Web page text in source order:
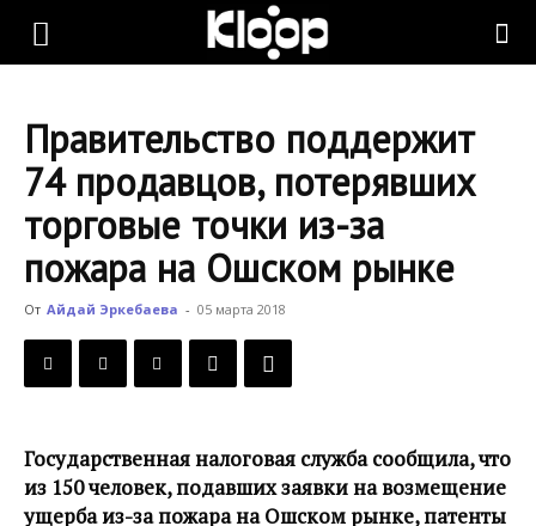
KLOOP.KG
Новости
Кыргызстана
Правительство поддержит
74 продавцов, потерявших
торговые точки из-за
пожара на Ошском рынке
От Айдай Эркебаева - 05 марта 2018
Государственная налоговая служба сообщила, что
из 150 человек, подавших заявки на возмещение
ущерба из-за пожара на Ошском рынке, патенты